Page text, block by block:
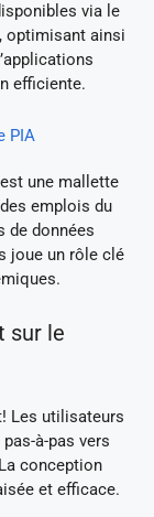
via le
optimisant ainsi
efficiente.
PIA
une mallette
emplois du
de données
joue un rôle clé
sur le
Les utilisateurs
à-pas vers
conception
et efficace.